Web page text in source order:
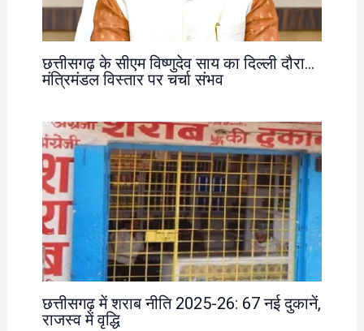
छत्तीसगढ़ के सीएम विष्णुदेव साय का दिल्ली दौरा…
मंत्रिमंडल विस्तार पर चर्चा संभव
छत्तीसगढ़ में शराब नीति 2025-26: 67 नई दुकानें,
राजस्व में वृद्धि